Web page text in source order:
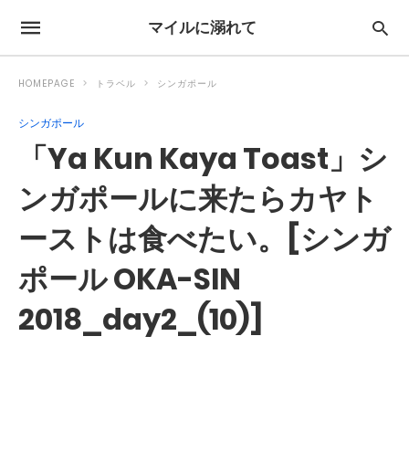
マイルに溺れて
HOMEPAGE トラベル シンガポール
シンガポール
「Ya Kun Kaya Toast」シ
ンガポールに来たらカヤト
ーストは食べたい。[シンガ
ポール OKA-SIN
2018_day2_(10)]